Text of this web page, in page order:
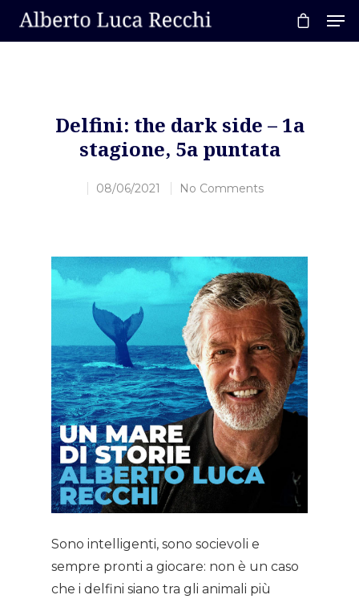
Delfini: the dark side – 1a
stagione, 5a puntata
08/06/2021 No Comments
Sono intelligenti, sono socievoli e
sempre pronti a giocare: non è un caso
che i delfini siano tra gli animali più
Home
About AL